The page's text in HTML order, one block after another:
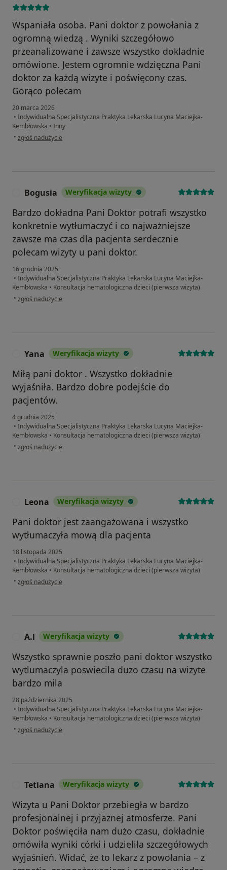
Wspaniała osoba. Pani doktor z powołania z
ogromną wiedzą . Wyniki szczegółowo
przeanalizowane i zawsze wszystko dokladnie
omówione. Jestem ogromnie wdzięczna Pani
doktor za każdą wizyte i poświęcony czas.
Gorąco polecam
20 marca 2026
• Indywidualna Specjalistyczna Praktyka Lekarska Lucyna Maciejka-
Kembłowska • Inny
• w opinii użytkownika Agnieszka
zgłoś nadużycie
Bogusia Weryfikacja wizyty
Bardzo dokładna Pani Doktor potrafi wszystko
konkretnie wytłumaczyć i co najważniejsze
zawsze ma czas dla pacjenta serdecznie
polecam wizyty u pani doktor.
16 grudnia 2025
• Indywidualna Specjalistyczna Praktyka Lekarska Lucyna Maciejka-
Kembłowska • Konsultacja hematologiczna dzieci (pierwsza wizyta)
• w opinii użytkownika Bogusia
zgłoś nadużycie
Yana Weryfikacja wizyty
Miłą pani doktor . Wszystko dokładnie
wyjaśniła. Bardzo dobre podejście do
pacjentów.
4 grudnia 2025
• Indywidualna Specjalistyczna Praktyka Lekarska Lucyna Maciejka-
Kembłowska • Konsultacja hematologiczna dzieci (pierwsza wizyta)
• w opinii użytkownika Yana
zgłoś nadużycie
Leona Weryfikacja wizyty
Pani doktor jest zaangażowana i wszystko
wytłumaczyła mową dla pacjenta
18 listopada 2025
• Indywidualna Specjalistyczna Praktyka Lekarska Lucyna Maciejka-
Kembłowska • Konsultacja hematologiczna dzieci (pierwsza wizyta)
• w opinii użytkownika Leona
zgłoś nadużycie
A.l Weryfikacja wizyty
Wszystko sprawnie poszło pani doktor wszystko
wytlumaczyla poswiecila duzo czasu na wizyte
bardzo mila
28 października 2025
• Indywidualna Specjalistyczna Praktyka Lekarska Lucyna Maciejka-
Kembłowska • Konsultacja hematologiczna dzieci (pierwsza wizyta)
• w opinii użytkownika A.l
zgłoś nadużycie
Tetiana Weryfikacja wizyty
Wizyta u Pani Doktor przebiegła w bardzo
profesjonalnej i przyjaznej atmosferze. Pani
Doktor poświęciła nam dużo czasu, dokładnie
omówiła wyniki córki i udzieliła szczegółowych
wyjaśnień. Widać, że to lekarz z powołania – z